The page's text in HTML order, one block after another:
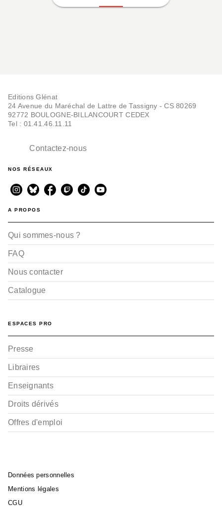
Editions Glénat
24 Avenue du Maréchal de Lattre de Tassigny - CS 80269
92772 BOULOGNE-BILLANCOURT CEDEX
Tel : 01.41.46.11.11
Contactez-nous
NOS RÉSEAUX
A PROPOS
Qui sommes-nous ?
FAQ
Nous contacter
Catalogue
ESPACES PRO
Presse
Libraires
Enseignants
Droits dérivés
Offres d'emploi
Données personnelles
Mentions légales
CGU